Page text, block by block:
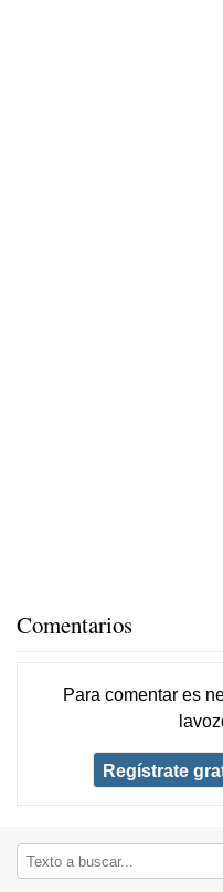
Comentarios
Para comentar es
Regístrate